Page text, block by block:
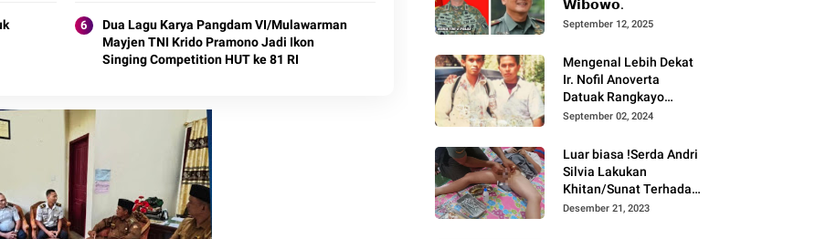
Dua Lagu Karya Pangdam VI/Mulawarman
Mayjen TNI Krido Pramono Jadi Ikon
Singing Competition HUT ke 81 RI
𝗪𝗶𝗯𝗼𝘄𝗼.
September 12, 2025
Mengenal Lebih Dekat
Ir. Nofil Anoverta
Datuak Rangkayo
Batuah Cawako
September 02, 2024
Luar biasa !Serda Andri
Silvia Lakukan
Khitan/Sunat Terhadap
Anak Warga Binaannya
Desember 21, 2023